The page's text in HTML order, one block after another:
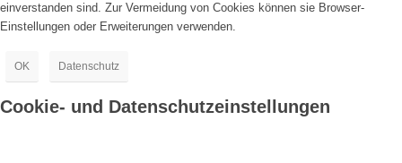
einverstanden sind. Zur Vermeidung von Cookies können sie Browser-
Einstellungen oder Erweiterungen verwenden.
OK Datenschutz
Cookie- und Datenschutzeinstellungen